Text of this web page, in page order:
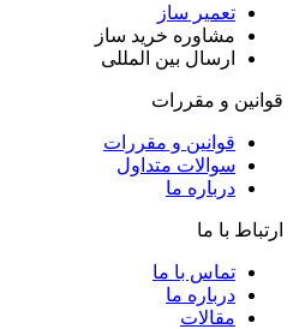
تعمیر ساز
مشاوره خرید ساز
ارسال بین المللی
قوانین و مقررات
قوانین و مقررات
سوالات متداول
درباره ما
ارتباط با ما
تماس با ما
درباره ما
مقالات